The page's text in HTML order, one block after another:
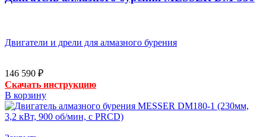
Двигатели и дрели для алмазного бурения
146 590 ₽
Скачать инструкцию
В корзину